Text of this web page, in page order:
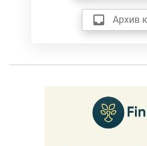
Архив